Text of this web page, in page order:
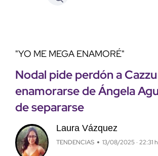
"YO ME MEGA ENAMORÉ"
Nodal pide perdón a
enamorarse de Ángela
de separarse
Laura Vázquez
TENDENCIAS 13/08/2025 · 22:31